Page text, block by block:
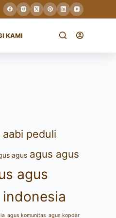
KAMI
aabi peduli
agus agus agus
agus
agus komunitas agus kopdar